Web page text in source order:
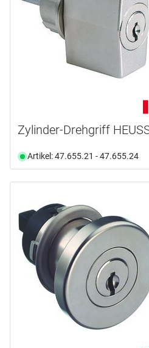
Zylinder-Drehgriff
Artikel: 47.655.21 - 47.655.24